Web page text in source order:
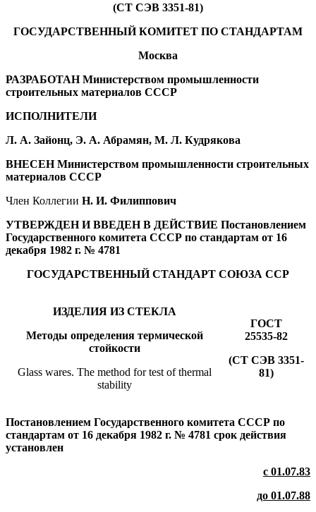
(СТ СЭВ 3351-81)
ГОСУДАРСТВЕННЫЙ КОМИТЕТ ПО СТАНДАРТАМ
Москва
РАЗРАБОТАН Министерством промышленности
строительных материалов СССР
ИСПОЛНИТЕЛИ
Л. А. Зайонц, Э. А. Абрамян, М. Л. Кудрякова
ВНЕСЕН Министерством промышленности строительных
материалов СССР
Член Коллегии Н. И. Филиппович
УТВЕРЖДЕН И ВВЕДЕН В ДЕЙСТВИЕ Постановлением
Государственного комитета СССР по стандартам от 16
декабря 1982 г. № 4781
ГОСУДАРСТВЕННЫЙ СТАНДАРТ СОЮЗА ССР
ИЗДЕЛИЯ ИЗ СТЕКЛА
Методы определения термической
стойкости
Glass wares. The method for test of thermal
stability
ГОСТ
25535-82
(СТ СЭВ 3351-
81)
Постановлением Государственного комитета СССР по
стандартам от 16 декабря 1982 г. № 4781 срок действия
установлен
с 01.07.83
до 01.07.88